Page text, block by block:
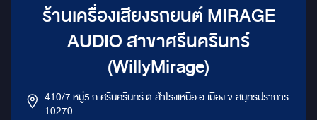
ร้านเครื่องเสียงรถยนต์ MIRAGE
AUDIO สาขาศรีนครินทร์
(WillyMirage)
410/7 หมู่5 ถ.ศรีนครินทร์ ต.สำโรงเหนือ อ.เมือง จ.สมุทรปราการ
10270